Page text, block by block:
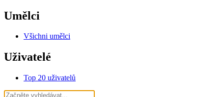
Umělci
Všichni umělci
Uživatelé
Top 20 uživatelů